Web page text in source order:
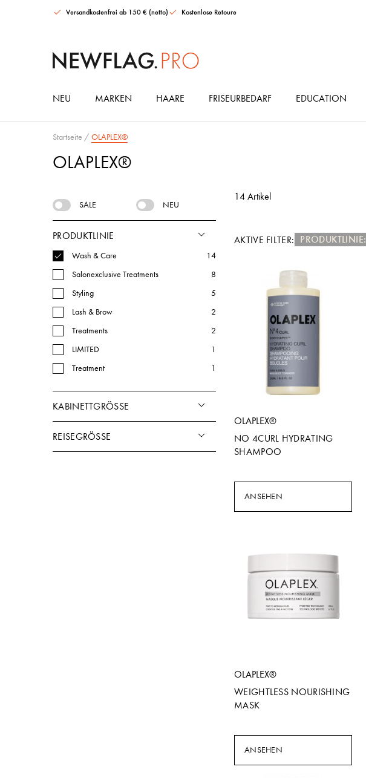
Versandkostenfrei ab 150 € (netto) Kostenlose Retoure
NEU MARKEN HAARE FRISEURBEDARF EDUCATION
Startseite / OLAPLEX®
OLAPLEX®
SALE NEU
PRODUKTLINIE
Wash & Care
14
Salonexclusive Treatments
8
Styling
5
Lash & Brow
2
Treatments
2
LIMITED
1
Treatment
1
KABINETTGRÖSSE
REISEGRÖSSE
14 Artikel
AKTIVE FILTER: PRODUKTLINIE:
OLAPLEX®
NO 4CURL HYDRATING
SHAMPOO
ANSEHEN
OLAPLEX®
WEIGHTLESS NOURISHING
MASK
ANSEHEN